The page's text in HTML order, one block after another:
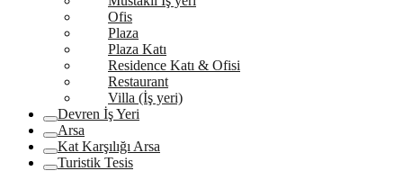
Ofis
Plaza
Plaza Katı
Residence Katı & Ofisi
Restaurant
Villa (İş yeri)
Devren İş Yeri
Arsa
Kat Karşılığı Arsa
Turistik Tesis